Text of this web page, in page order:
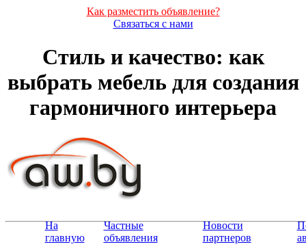
Как разместить объявление?
Связаться с нами
Стиль и качество: как
выбрать мебель для создания
гармоничного интерьера
На
главную
Частные
объявления
Новости
партнеров